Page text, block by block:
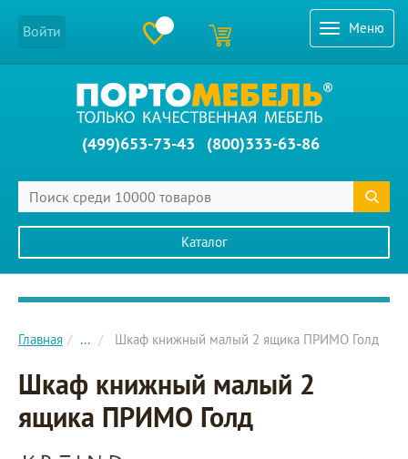
Меню
Войти
(499)653-73-43 (800)333-63-86
Каталог
Главное меню сайта
Главная ... Шкаф книжный малый 2 ящика ПРИМО Голд
Шкаф книжный малый 2
ящика ПРИМО Голд